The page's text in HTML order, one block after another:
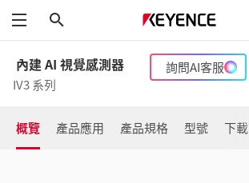
功能表
內建 AI 視覺感測器
IV3 系列
詢問AI客服
概覽 產品應用 產品規格 型號 下載